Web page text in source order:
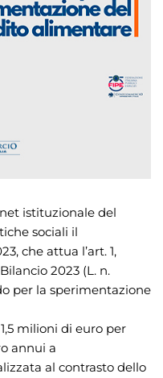
istituzionale del
sociali il
che attua l’art. 1,
2023 (L. n.
per la sperimentazione
milioni di euro per
annui a
al contrasto dello